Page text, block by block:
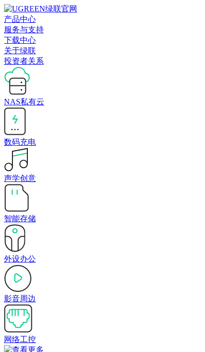
产品中心
服务与支持
下载中心
关于绿联
投资者关系
NAS私有云
数码充电
声学创意
智能存储
外设办公
影音周边
网络工控